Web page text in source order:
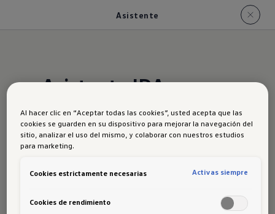
Asistente
Asistente IDA
Con tu nueva asistente IDA, puedes
activar los asientos calefactables,
navegador solo con pedirlo.
Al hacer clic en “Aceptar todas las cookies”, usted acepta que las
cookies se guarden en su dispositivo para mejorar la navegación del
sitio, analizar el uso del mismo, y colaborar con nuestros estudios
para marketing.
Cookies estrictamente necesarias Activas siempre
Cookies de rendimiento